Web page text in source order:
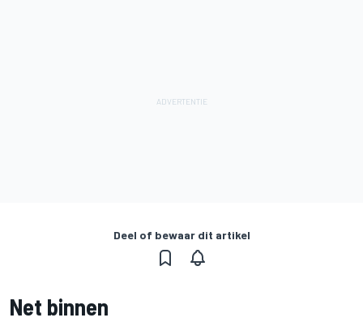
Deel of bewaar dit artikel
Net binnen